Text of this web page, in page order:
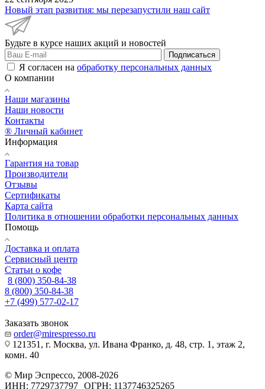
Новый этап развития: мы перезапустили наш сайт
Будьте в курсе наших акций и новостей
Подписаться
Я согласен на обработку персональных данных
О компании
Наши магазины
Наши новости
Контакты
® Личный кабинет
Информация
Гарантия на товар
Производители
Отзывы
Сертификаты
Карта сайта
Политика в отношении обработки персональных данных
Помощь
Доставка и оплата
Сервисный центр
Статьи о кофе
8 (800) 350-84-38
8 (800) 350-84-38
+7 (499) 577-02-17
Заказать звонок
order@mirespresso.ru
121351, г. Москва, ул. Ивана Франко, д. 48, стр. 1, этаж 2,
комн. 40
© Мир Эспрессо, 2008-2026
ИНН: 7729737797 ОГРН: 1137746325265